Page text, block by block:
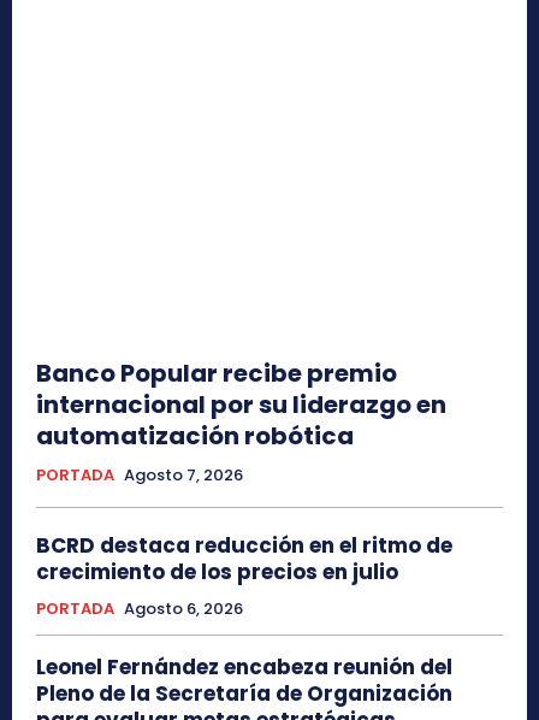
Banco Popular recibe premio
internacional por su liderazgo en
automatización robótica
PORTADA Agosto 7, 2026
BCRD destaca reducción en el ritmo de
crecimiento de los precios en julio
PORTADA Agosto 6, 2026
Leonel Fernández encabeza reunión del
Pleno de la Secretaría de Organización